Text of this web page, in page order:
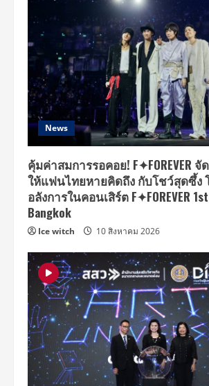
News
คุ้มค่าสมการรอคอย! F✦FOREVER
ให้แฟนไทยหายคิดถึง กับโชว์สุดซึ้ง
อลังการในคอนเสิร์ต F✦FOREVER
Bangkok
Ice witch 10 สิงหาคม 2026